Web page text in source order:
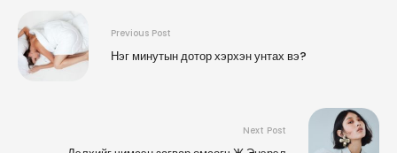
Previous Post
Нэг минутын дотор хэрхэн унтах вэ?
Next Post